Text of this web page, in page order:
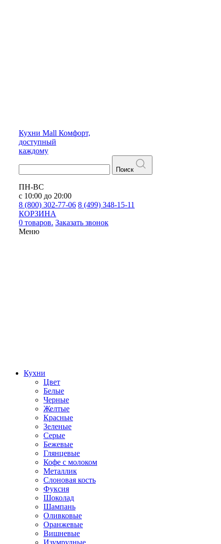
Кухни Mall Комфорт,
доступный
каждому
Поиск
ПН-ВС
с 10:00 до 20:00
8 (800) 302-77-06 8 (499) 348-15-11
КОРЗИНА
0 товаров. Заказать звонок
Меню
Кухни
Цвет
Белые
Черные
Желтые
Красные
Зеленые
Серые
Бежевые
Глянцевые
Кофе с молоком
Металлик
Слоновая кость
Фуксия
Шоколад
Шампань
Оливковые
Оранжевые
Вишневые
Изумрудные